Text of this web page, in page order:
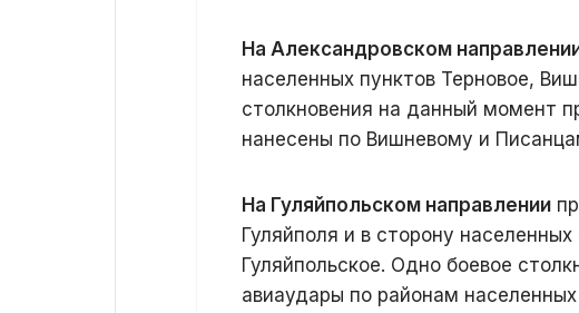
На Александровском
населенных пунктов Терновое,
столкновения на данный момент
нанесены по Вишневому и
На Гуляйпольском направлении
Гуляйполя и в сторону
Гуляйпольское. Одно боевое
авиаудары по районам